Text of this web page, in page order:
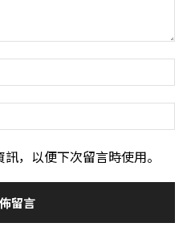
，以便下次留言時使用。